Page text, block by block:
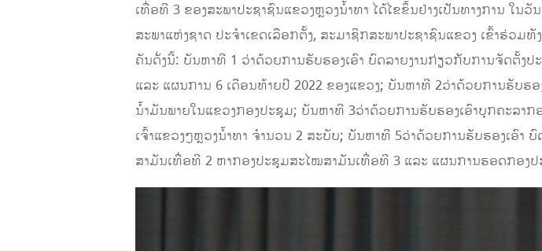
ເທື່ອທີ 3 ຂອງສະພາປະຊາຊົນແຂວງຫຼວງນໍ້າທາ ໄດ້ໄຂຂຶ້ນຢ່າງເປັນທາງການ ໃ
ສະພາແຫ່ງຊາດ ປະຈໍາເຂດເລືອກຕັ້ງ, ສະມາຊິກສະພາປະຊາຊົນແຂວງ ເຂົ້າຮ່ວ
ຄັນດັ່ງນີ້: ບັນຫາທີ 1 ວ່າດ້ວຍການຮັບຮອງເອົາ ບົດລາຍງານກ່ຽວກັບການຈັດຕັ້
ແລະ ແຜນການ 6 ເດືອນທ້າຍປີ 2022 ຂອງແຂວງ; ບັນຫາທີ 2ວ່າດ້ວຍການຮັບຮ
ນໍ້າມັນພາຍໃນແຂວງກອງປະຊຸມ; ບັນຫາທີ 3ວ່າດ້ວຍການຮັບຮອງເອົາບຸກ​ຄະ​ລາ​
ເຈົ້າແຂວງໆຫຼວງນໍ້າທາ ຈໍານວນ 2 ສະບັບ; ບັນຫາທີ 5ວ່າດ້ວຍການຮັບຮອງເອົາ
ສາມັນເທື່ອທີ 2 ຫາກອງປະຊຸມສະໄໝສາມັນເທື່ອທີ 3 ແລະ ແຜນການຮອດກອງ